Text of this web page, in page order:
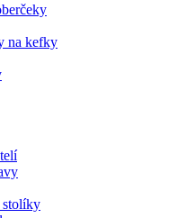
na kefky
stolíky